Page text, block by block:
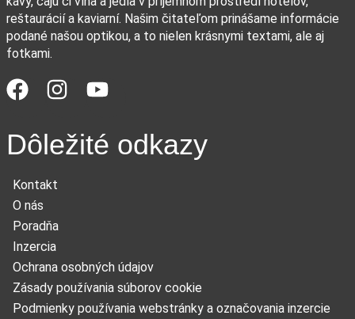
reštaurácií a kaviarní. Našim čitateľom prinášame informácie
podané našou optikou, a to nielen krásnymi textami, ale aj
fotkami.
Dôležité odkazy
Kontakt
O nás
Poradňa
Inzercia
Ochrana osobných údajov
Zásady používania súborov cookie
Podmienky používania webstránky a označovania inzercie